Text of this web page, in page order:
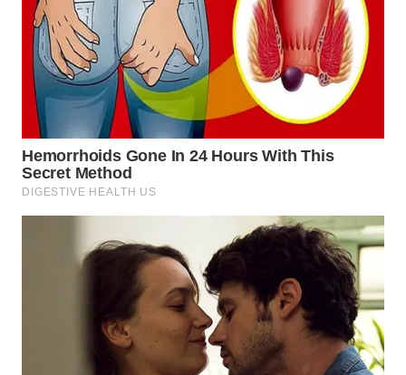
WN
TAPANULI
SELATAN
WN
TANJUNG
LESUNG
WN
KARO
SIMALUNGUN
LABUHANBATU